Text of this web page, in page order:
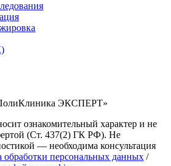
ЭКСПЕРТ»
ознакомительный характер и не
(Ст. 437(2) ГК РФ). Не
— необходима консультация
обработки персональных данных /